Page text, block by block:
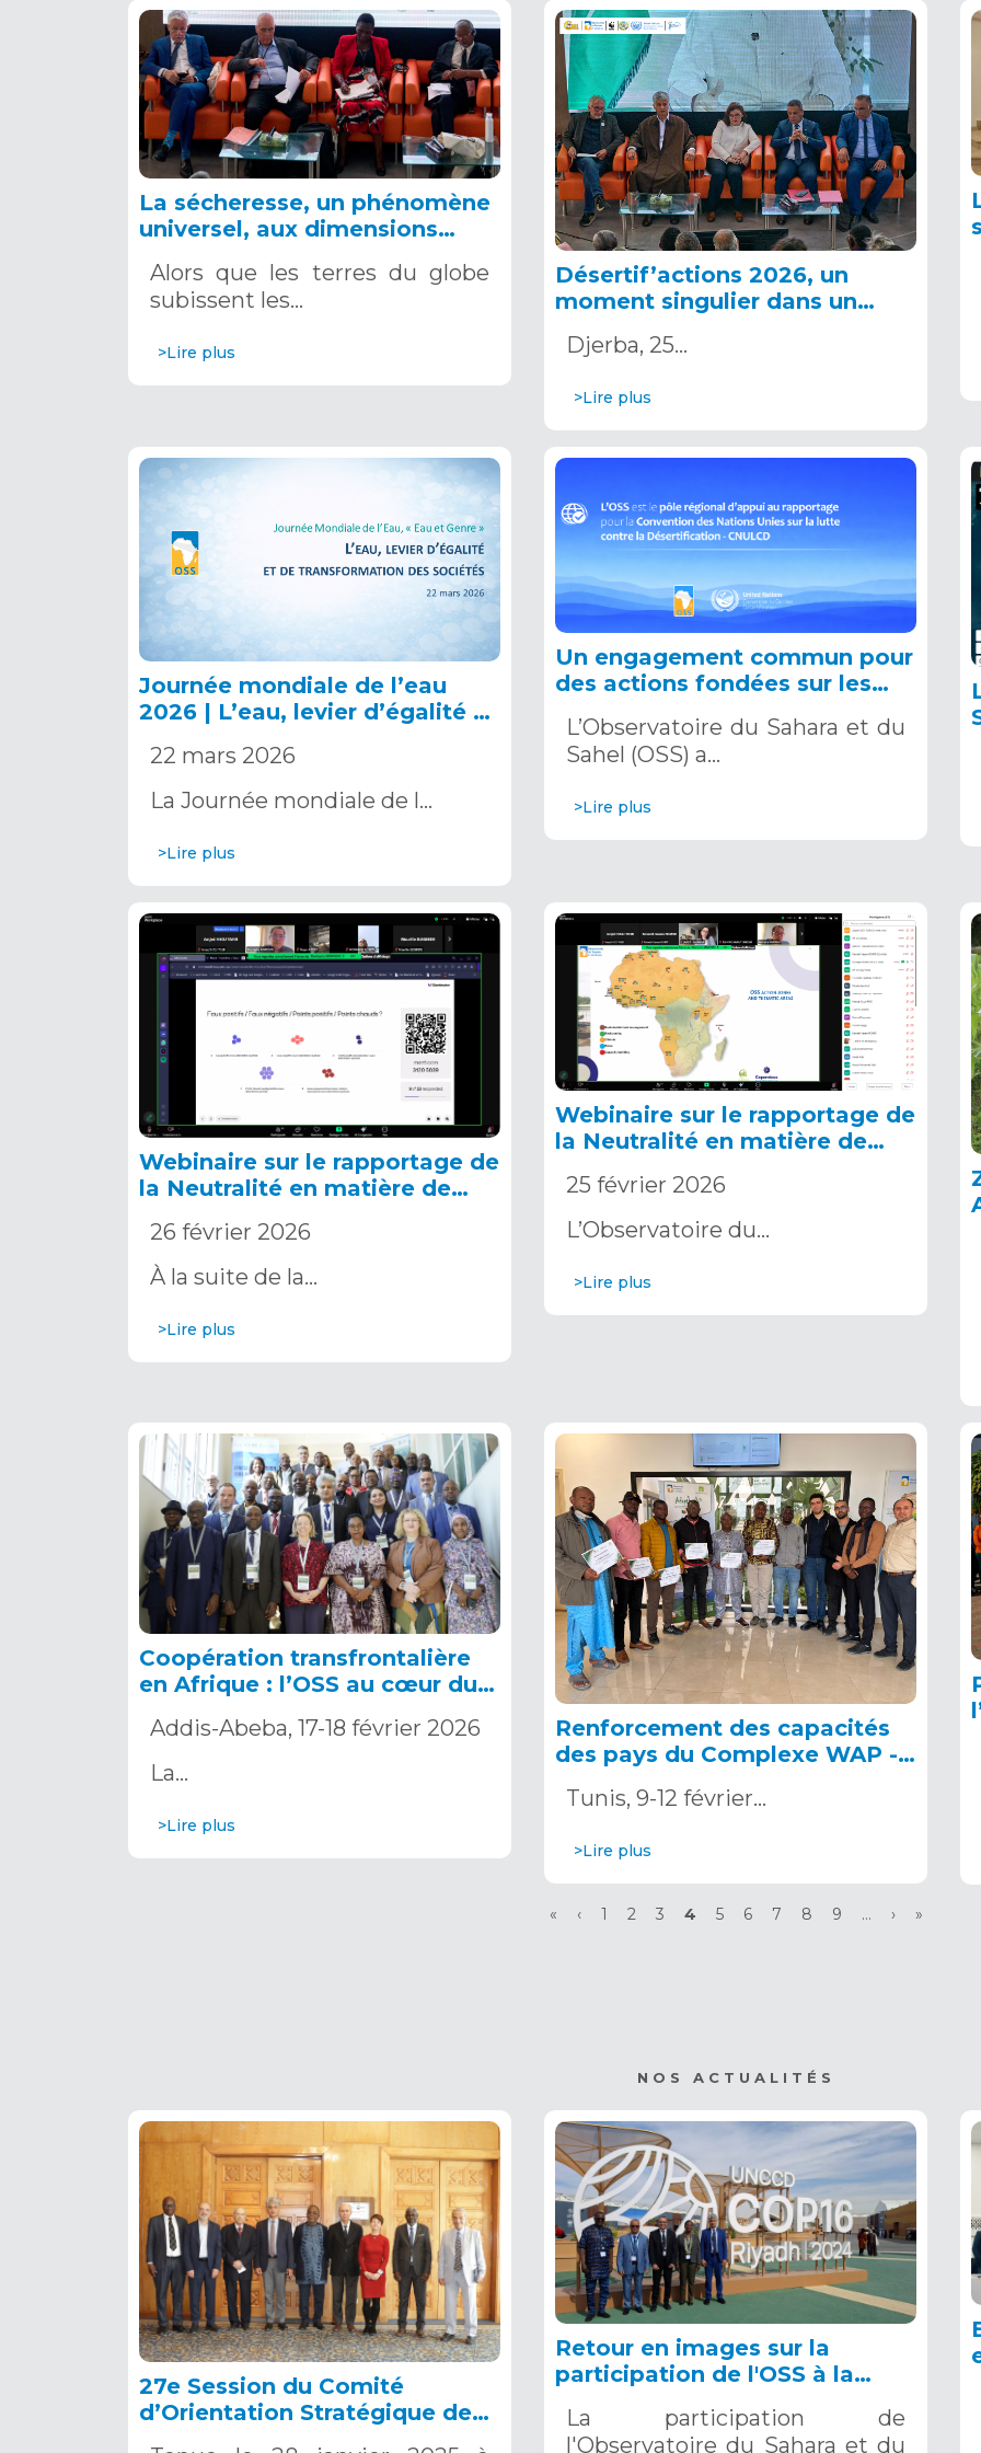
La sécheresse, un phénomène
universel, aux dimensions
Alors que les terres du globe
subissent les…
>Lire plus
Désertif’actions 2026, un
moment singulier dans un
Djerba, 25…
>Lire plus
Journée mondiale de l’eau
2026 | L’eau, levier d’égalité et
sociétés
22 mars 2026
La Journée mondiale de l…
>Lire plus
Un engagement commun pour
des actions fondées sur les
des populations et de la
résilience
L’Observatoire du Sahara et du
Sahel (OSS) a…
>Lire plus
Webinaire sur le rapportage de
la Neutralité en matière de
de la CNULCD
26 février 2026
À la suite de la…
>Lire plus
Webinaire sur le rapportage de
la Neutralité en matière de
de la CNULCD
25 février 2026
L’Observatoire du…
>Lire plus
Coopération transfrontalière
en Afrique : l’OSS au cœur du
Addis-Abeba, 17-18 février 2026
La…
>Lire plus
Renforcement des capacités
des pays du Complexe WAP -
d’Alerte Précoce Multirisques
Tunis, 9-12 février…
>Lire plus
Première
«
Page
‹ Page
1 Page
2 Page
3
Page
4 Page
5 Page
6 Page
7 Page
8 Page
9 …
Page
›
Dernière
»
NOS ACTUALITÉS
27e Session du Comité
d’Orientation Stratégique de
Retour en images sur la
participation de l'OSS à la
2024 à Riyad, en Arabie
La participation de
l'Observatoire du Sahara et du